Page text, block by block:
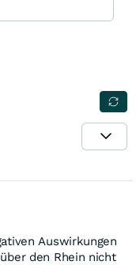
Auswirkungen
den Rhein nicht